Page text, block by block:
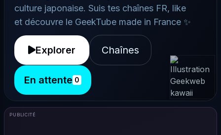
culture japonaise. Suis tes chaînes FR, like
et découvre le GeekTube made in France ✨
Explorer Chaînes
En attente 0
PUBLICITÉ